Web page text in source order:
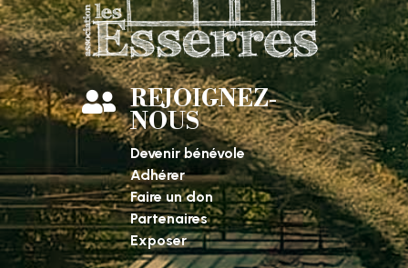
 REJOIGNEZ-
NOUS
Devenir bénévole
Adhérer
Faire un don
Partenaires
Exposer